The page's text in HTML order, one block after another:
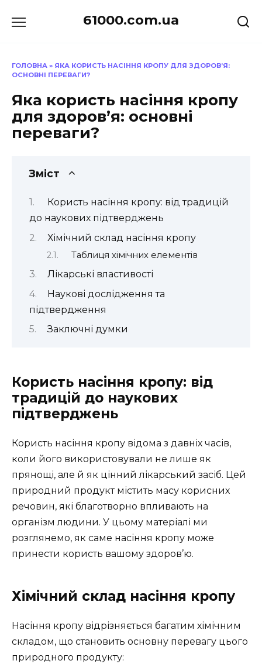
до
61000.com.ua
ГОЛОВНА » ЯКА КОРИСТЬ НАСІННЯ КРОПУ ДЛЯ ЗДОРОВ’Я:
ОСНОВНІ ПЕРЕВАГИ?
Яка користь насіння кропу
для здоров’я: основні
переваги?
Зміст
Користь насіння кропу: від традицій
до наукових підтверджень
Хімічний склад насіння кропу
Таблиця хімічних елементів
Лікарські властивості
Наукові дослідження та
підтвердження
Заключні думки
Користь насіння кропу: від
традицій до наукових
підтверджень
Користь насіння кропу відома з давніх часів,
коли його використовували не лише як
прянощі, але й як цінний лікарський засіб. Цей
природний продукт містить масу корисних
речовин, які благотворно впливають на
організм людини. У цьому матеріалі ми
розглянемо, як саме насіння кропу може
принести користь вашому здоров’ю.
Хімічний склад насіння кропу
Насіння кропу відрізняється багатим хімічним
складом, що становить основну перевагу цього
природного продукту: